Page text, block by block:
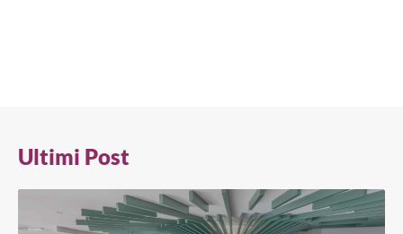
Ultimi Post